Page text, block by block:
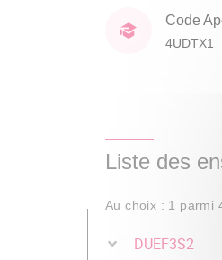
Code
4UDTX1
Liste des
Au choix : 1 parmi
DUEF3S2